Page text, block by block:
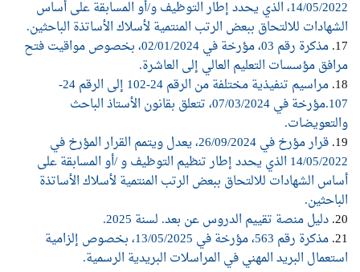
14/05/2022، الذي يحدد إطار التوظيف و/أو المسابقة على أساس
الشهادات للالتحاق ببعض الرتب المنتمية لأسلاك الأساتذة الباحثين.
17.
مذكرة رقم 03، مؤرخة في 02/01/2024، بخصوص مواقيت فتح
مرافق مؤسسات التعليم العالي إلى العاشرة.
18.
مراسيم تنفيذية مختلفة من الرقم 24-102 إلى الرقم 24-
107.مؤرخة في 07/03/2024، تتعلق بقانون الأستاذ الباحث
والتعويضات.
19.
قرار مؤرخ في 26/09/2024، يعدل ويتمم القرار المؤرخ في
14/05/2022 الذي يحدد إطار تنظيم التوظيف و /أو المسابقة على
أساس الشهادات للالتحاق ببعض الرتب المنتمية لأسلاك الأساتذة
الباحثين.
20. دليل منصة تقييم الدروس عن بعد. لسنة 2025.
21.
مذكرة رقم 563، مؤرخة في 13/05/2025، بخصوص إلزامية
استعمال البريد المهني في المراسلات البريدية الرسمية.